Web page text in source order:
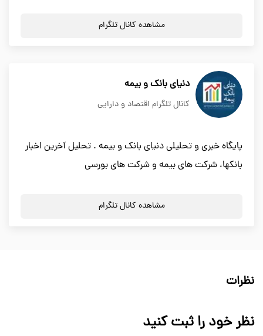
مشاهده کانال تلگرام
دنیای بانک و بیمه
کانال تلگرام اقتصاد و دارایی
پایگاه خبری و تحلیلی دنیای بانک و بیمه . تحلیل آخرین اخبار
بانکها، شرکت های بیمه و شرکت های بورسی
مشاهده کانال تلگرام
نظرات
نظر خود را ثبت کنید